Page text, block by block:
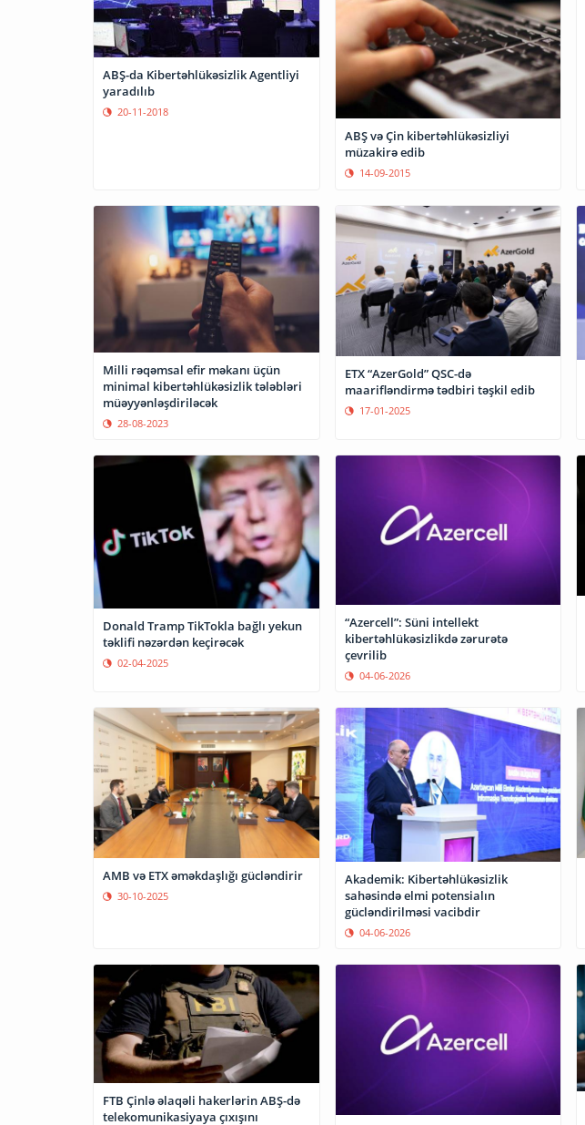
ABŞ-da Kibertəhlükəsizlik Agentliyi
yaradılıb
20-11-2018
ABŞ və Çin kibertəhlükəsizliyi
müzakirə edib
14-09-2015
Milli rəqəmsal efir məkanı üçün
minimal kibertəhlükəsizlik tələbləri
müəyyənləşdiriləcək
28-08-2023
ETX “AzerGold” QSC-də
maarifləndirmə tədbiri təşkil edib
17-01-2025
Donald Tramp TikTokla bağlı yekun
təklifi nəzərdən keçirəcək
02-04-2025
“Azercell”: Süni intellekt
kibertəhlükəsizlikdə zərurətə
çevrilib
04-06-2026
AMB və ETX əməkdaşlığı gücləndirir
30-10-2025
Akademik: Kibertəhlükəsizlik
sahəsində elmi potensialın
gücləndirilməsi vacibdir
04-06-2026
FTB Çinlə əlaqəli hakerlərin ABŞ-də
telekomunikasiyaya çıxışını